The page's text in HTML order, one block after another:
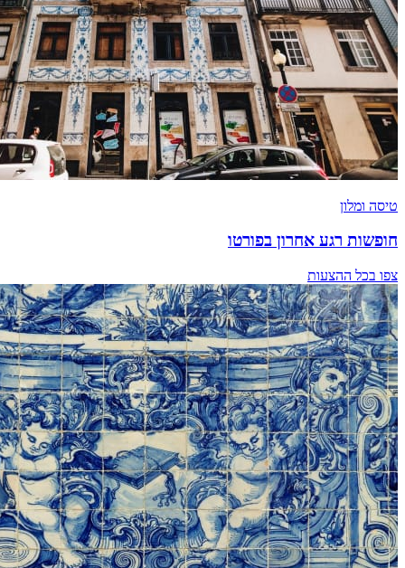
טיסה ומלון
חופשות רגע אחרון בפורטו
צפו בכל ההצעות